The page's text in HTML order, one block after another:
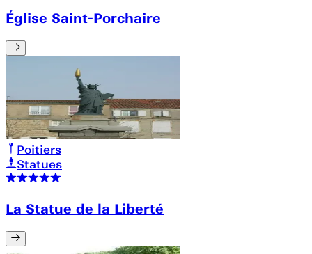
Église Saint-Porchaire
Poitiers
Statues
La Statue de la Liberté